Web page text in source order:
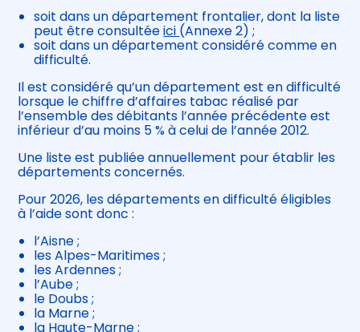
soit dans un département frontalier, dont la liste
peut être consultéeici (Annexe 2) ;
soit dans un département considéré comme en
difficulté.
Il est considéré qu’un département est en difficulté
lorsque le chiffre d’affaires tabac réalisé par
l’ensemble des débitants l’année précédente est
inférieur d’au moins 5 % à celui de l’année 2012.
Une liste est publiée annuellement pour établir les
départements concernés.
Pour 2026, les départements en difficulté éligibles
à l’aide sont donc :
l’Aisne ;
les Alpes-Maritimes ;
les Ardennes ;
l’Aube ;
le Doubs ;
la Marne ;
la Haute-Marne ;